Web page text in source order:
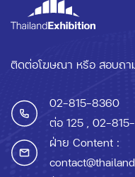
ติดต่อโฆษณา หรือ สอบถา
02-815-8360
ต่อ 125 , 02-
ฝ่าย Content :